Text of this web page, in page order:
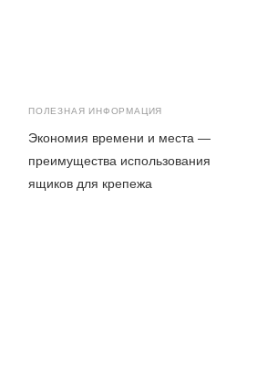
ПОЛЕЗНАЯ ИНФОРМАЦИЯ
Экономия времени и места —
преимущества использования
ящиков для крепежа